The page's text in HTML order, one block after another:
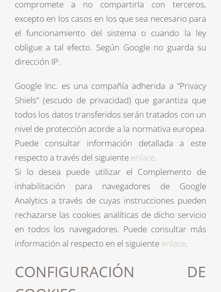
compromete a no compartirla con terceros,
excepto en los casos en los que sea necesario para
el funcionamiento del sistema o cuando la ley
obligue a tal efecto. Según Google no guarda su
dirección IP.
Google Inc. es una compañía adherida a “Privacy
Shiels” (escudo de privacidad) que garantiza que
todos los datos transferidos serán tratados con un
nivel de protección acorde a la normativa europea.
Puede consultar información detallada a este
respecto a través del siguiente enlace.
Si lo desea puede utilizar el Complemento de
inhabilitación para navegadores de Google
Analytics a través de cuyas instrucciones pueden
rechazarse las cookies analíticas de dicho servicio
en todos los navegadores. Puede consultar más
información al respecto en el siguiente enlace.
CONFIGURACIÓN DE